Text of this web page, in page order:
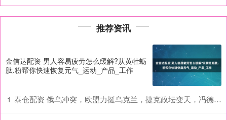
推荐资讯
金信达配资 男人容易疲劳怎么缓解?苁黄牡蛎
肽.粉帮你快速恢复元气_运动_产品_工作
1 泰仓配资 俄乌冲突，欧盟力挺乌克兰，捷克政坛变天，冯德莱恩迎来新的硬茬